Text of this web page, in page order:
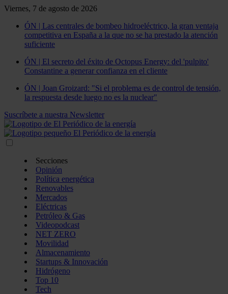
Viernes, 7 de agosto de 2026
ÓN | Las centrales de bombeo hidroeléctrico, la gran ventaja
competitiva en España a la que no se ha prestado la atención
suficiente
ÓN | El secreto del éxito de Octopus Energy: del 'pulpito'
Constantine a generar confianza en el cliente
ÓN | Joan Groizard: "Si el problema es de control de tensión,
la respuesta desde luego no es la nuclear"
Suscríbete a nuestra Newsletter
Secciones
Opinión
Política energética
Renovables
Mercados
Eléctricas
Petróleo & Gas
Videopodcast
NET ZERO
Movilidad
Almacenamiento
Startups & Innovación
Hidrógeno
Top 10
Tech